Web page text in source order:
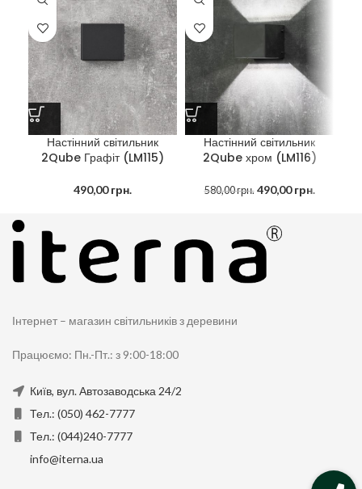
Настінний світильник
2Qube Графіт (LM115)
490,00грн.
Настінний світильник
2Qube хром (LM116)
580,00грн. 490,00грн.
Інтернет – магазин світильників з деревини
Працюємо: Пн.-Пт.: з 9:00-18:00
Київ, вул. Автозаводська 24/2
Тел.: (050) 462-7777
Тел.: (044)240-7777
info@iterna.ua